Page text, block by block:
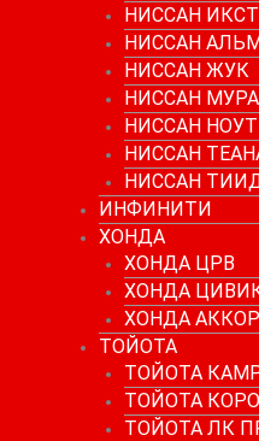
НИССАН
НИССАН
НИССАН ЖУК
НИССАН
НИССАН НОУТ
НИССАН
НИССАН
ИНФИНИТИ
ХОНДА
ХОНДА ЦРВ
ХОНДА
ХОНДА
ТОЙОТА
ТОЙОТА
ТОЙОТА
ТОЙОТА ЛК